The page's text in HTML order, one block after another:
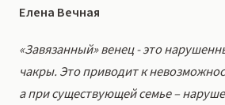
Елена Вечная
«Завязанный» венец - это
чакры. Это приводит к
а при существующей семье –